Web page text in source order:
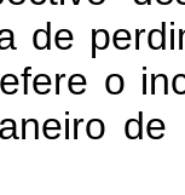
de
o